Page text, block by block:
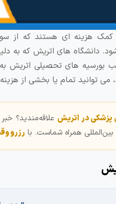
هزینه ‌ای هستند که از
دانشگاه های اتریش که به
بورسیه های تحصیلی اتریش به
می ‌توانید تمام یا بخشی از
در اتریش علاقه‌مندید؟
همراه شماست. با رزرو